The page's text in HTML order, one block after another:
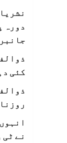
دورہ
کئی
نے